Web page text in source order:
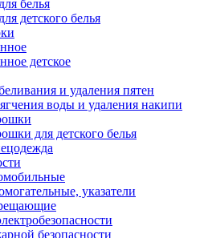
белья
детского белья
детское
и удаления пятен
воды и удаления накипи
для детского белья
указатели
безопасности